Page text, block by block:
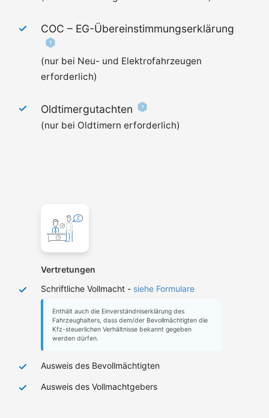
COC – EG-Übereinstimmungserklärung
(nur bei Neu- und Elektrofahrzeugen
erforderlich)
Oldtimergutachten
(nur bei Oldtimern erforderlich)
Vertretungen
Schriftliche Vollmacht - siehe Formulare
Enthält auch die Einverständniserklärung des
Fahrzeughalters, dass dem/der Bevollmächtigten die
Kfz-steuerlichen Verhältnisse bekannt gegeben
werden dürfen.
Ausweis des Bevollmächtigten
Ausweis des Vollmachtgebers